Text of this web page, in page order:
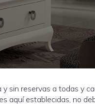
sin reservas a todas y
aquí establecidas, no